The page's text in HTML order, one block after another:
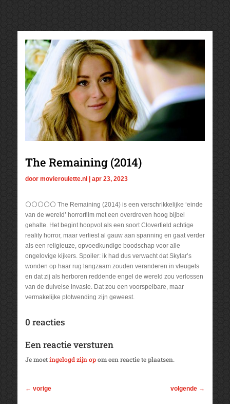
The Remaining (2014)
door movieroulette.nl apr 23, 2023
⚪⚪⚪⚪⚪ The Remaining (2014) is een verschrikkelijke ‘einde
van de wereld’ horrorfilm met een overdreven hoog bijbel
gehalte. Het begint hoopvol als een soort Cloverfield achtige
reality horror, maar verliest al gauw aan spanning en gaat verder
als een religieuze, opvoedkundige boodschap voor alle
ongelovige kijkers. Spoiler: ik had dus verwacht dat Skylar’s
wonden op haar rug langzaam zouden veranderen in vleugels
en dat zij als herboren reddende engel de wereld zou verlossen
van de duivelse invasie. Dat zou een voorspelbare, maar
vermakelijke plotwending zijn geweest.
0 reacties
Een reactie versturen
Je moetingelogd zijn opom een reactie te plaatsen.
← vorige volgende →